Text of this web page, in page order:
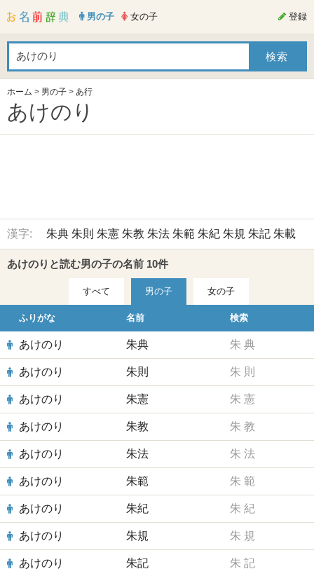
男の子 女の子 登録
ホーム > 男の子 > あ行
あけのり
漢字: 朱典 朱則 朱憲 朱教 朱法 朱範 朱紀 朱規 朱記 朱載
あけのりと読む男の子の名前 10件
すべて 男の子 女の子
ふりがな 名前 検索
あけのり 朱典 朱 典
あけのり 朱則 朱 則
あけのり 朱憲 朱 憲
あけのり 朱教 朱 教
あけのり 朱法 朱 法
あけのり 朱範 朱 範
あけのり 朱紀 朱 紀
あけのり 朱規 朱 規
あけのり 朱記 朱 記